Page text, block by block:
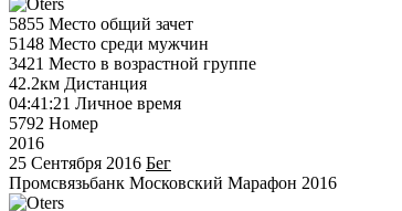
5855 Место общий зачет
5148 Место среди мужчин
3421 Место в возрастной группе
42.2км Дистанция
04:41:21 Личное время
5792 Номер
2016
25 Сентября 2016 Бег
Промсвязьбанк Московский Марафон 2016